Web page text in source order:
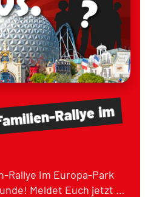
Rallyeim
Rallye im Europa-Park
Meldet Euch jetzt …